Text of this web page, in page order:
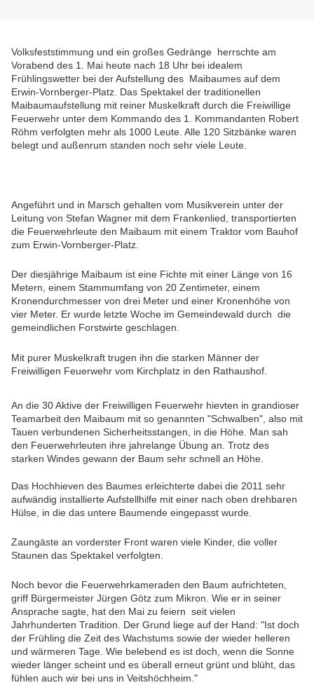
Volksfeststimmung und ein großes Gedränge herrschte am
Vorabend des 1. Mai heute nach 18 Uhr bei idealem
Frühlingswetter bei der Aufstellung des Maibaumes auf dem
Erwin-Vornberger-Platz Das Spektakel der traditionellen
Maibaumaufstellung mit reiner Muskelkraft durch die Freiwillige
Feuerwehr unter dem Kommando des 1. Kommandanten Robert
Röhm verfolgten mehr als 1000 Leute. Alle 120 Sitzbänke waren
belegt und außenrum standen noch sehr viele Leute.
Angeführt und in Marsch gehalten vom Musikverein unter der
Leitung von Stefan Wagner mit dem Frankenlied, transportierten
die Feuerwehrleute den Maibaum mit einem Traktor vom Bauhof
zum Erwin-Vornberger-Platz.
Der diesjährige Maibaum ist eine Fichte mit einer Länge von 16
Metern, einem Stammumfang von 20 Zentimeter, einem
Kronendurchmesser von drei Meter und einer Kronenhöhe von
vier Meter. Er wurde letzte Woche im Gemeindewald durch die
gemeindlichen Forstwirte geschlagen.
Mit purer Muskelkraft trugen ihn die starken Männer der
Freiwilligen Feuerwehr vom Kirchplatz in den Rathaushof.
An die 30 Aktive der Freiwilligen Feuerwehr hievten in grandioser
Teamarbeit den Maibaum mit so genannten "Schwalben", also mit
Tauen verbundenen Sicherheitsstangen, in die Höhe. Man sah
den Feuerwehrleuten ihre jahrelange Übung an. Trotz des
starken Windes gewann der Baum sehr schnell an Höhe.
Das Hochhieven des Baumes erleichterte dabei die 2011 sehr
aufwändig installierte Aufstellhilfe mit einer nach oben drehbaren
Hülse, in die das untere Baumende eingepasst wurde.
Zaungäste an vorderster Front waren viele Kinder, die voller
Staunen das Spektakel verfolgten.
Noch bevor die Feuerwehrkameraden den Baum aufrichteten,
griff Bürgermeister Jürgen Götz zum Mikron. Wie er in seiner
Ansprache sagte, hat den Mai zu feiern seit vielen
Jahrhunderten Tradition. Der Grund liege auf der Hand: "Ist doch
der Frühling die Zeit des Wachstums sowie der wieder helleren
und wärmeren Tage. Wie belebend es ist doch, wenn die Sonne
wieder länger scheint und es überall erneut grünt und blüht, das
fühlen auch wir bei uns in Veitshöchheim."